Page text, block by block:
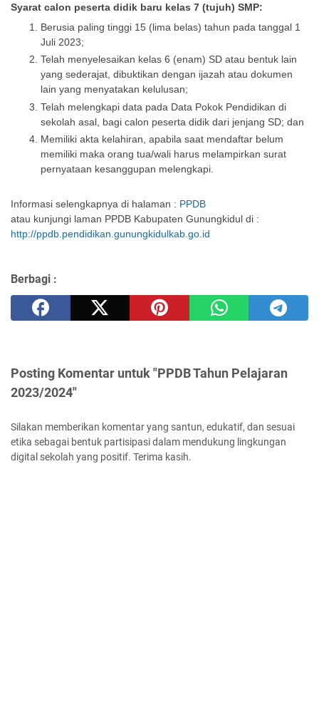
Syarat calon peserta didik baru kelas 7 (tujuh) SMP:
Berusia paling tinggi 15 (lima belas) tahun pada tanggal 1
Juli 2023;
Telah menyelesaikan kelas 6 (enam) SD atau bentuk lain
yang sederajat, dibuktikan dengan ijazah atau dokumen
lain yang menyatakan kelulusan;
Telah melengkapi data pada Data Pokok Pendidikan di
sekolah asal, bagi calon peserta didik dari jenjang SD; dan
Memiliki akta kelahiran, apabila saat mendaftar belum
memiliki maka orang tua/wali harus melampirkan surat
pernyataan kesanggupan melengkapi.
Informasi selengkapnya di halaman : PPDB
atau kunjungi laman PPDB Kabupaten Gunungkidul di :
http://ppdb.pendidikan.gunungkidulkab.go.id
Berbagi :
Posting Komentar untuk "PPDB Tahun Pelajaran
2023/2024"
Silakan memberikan komentar yang santun, edukatif, dan sesuai
etika sebagai bentuk partisipasi dalam mendukung lingkungan
digital sekolah yang positif. Terima kasih.